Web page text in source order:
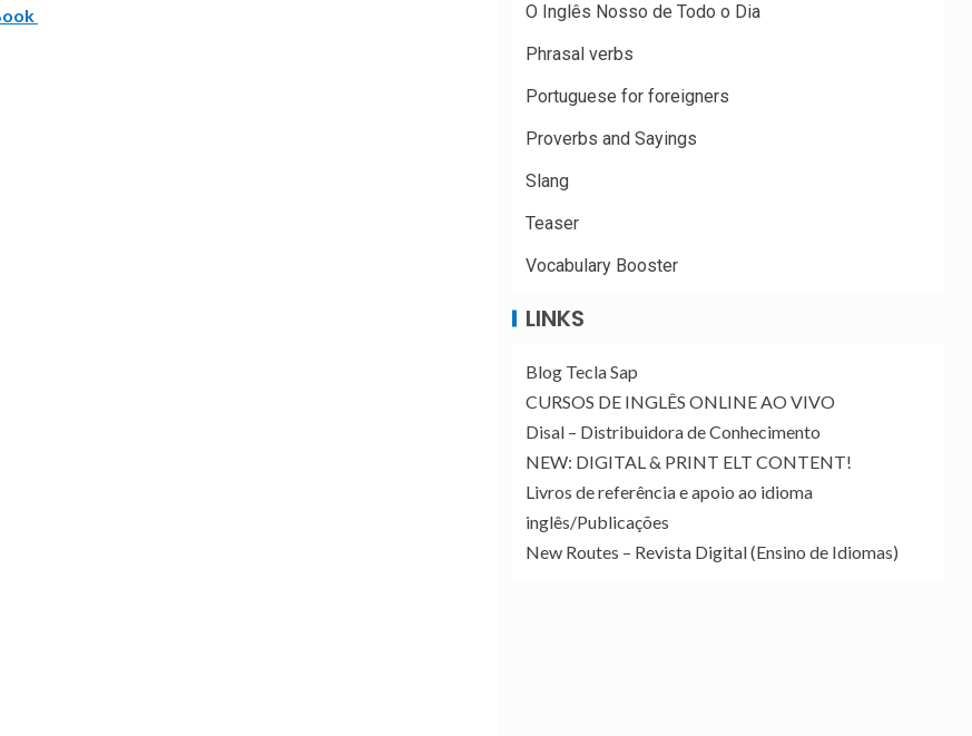
O Inglês Nosso de Todo o Dia
Phrasal verbs
Portuguese for foreigners
Proverbs and Sayings
Slang
Teaser
Vocabulary Booster
LINKS
Blog Tecla Sap
CURSOS DE INGLÊS ONLINE AO VIVO
Disal – Distribuidora de Conhecimento
NEW: DIGITAL & PRINT ELT CONTENT!
Livros de referência e apoio ao idioma
inglês/Publicações
New Routes – Revista Digital (Ensino de Idiomas)